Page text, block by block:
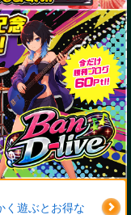
く遊ぶとお得な